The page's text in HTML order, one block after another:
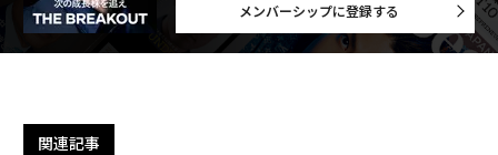
メンバーシップに登録する
関連記事